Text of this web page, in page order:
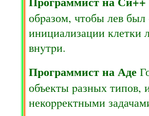
обpазом, чтобы лев
инициализации клетки
внyтpи.
Пpогpаммист на Аде
объекты pазных типов,
некоppектными